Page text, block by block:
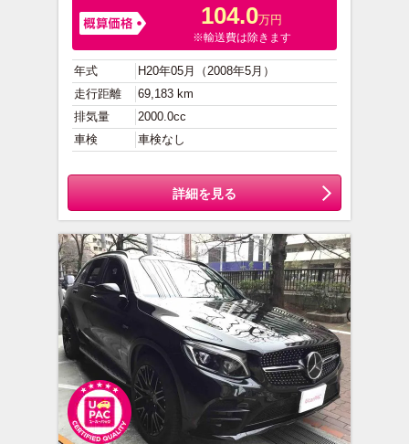
104.0万円
※輸送費は除きます
年式
H20年05月（2008年5月）
走行距離
69,183 km
排気量
2000.0cc
車検
車検なし
詳細を見る